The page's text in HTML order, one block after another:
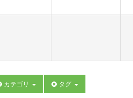
カテゴリ タグ